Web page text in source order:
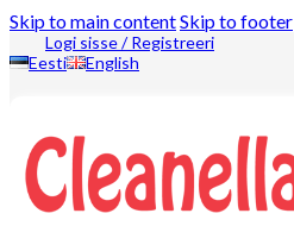
Skip to main contentSkip to footer
Logi sisse / Registreeri
Eesti
English